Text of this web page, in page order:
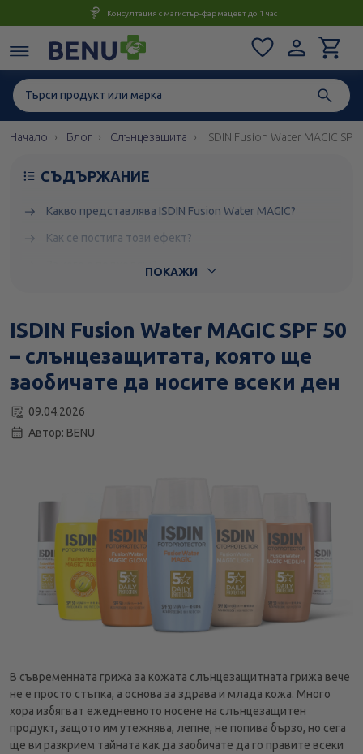
Консултация с магистър-фармацевт до 1 час
Начало Блог Слънцезащита ISDIN Fusion Water MAGIC
СЪДЪРЖАНИЕ
Какво представлява ISDIN Fusion Water MAGIC?
Как се постига този ефект?
За кого е подходящ?
ПОКАЖИ
ISDIN Fusion Water MAGIC SPF 50
– слънцезащитата, която ще
заобичате да носите всеки ден
09.04.2026
Автор: BENU
В съвременната грижа за кожата слънцезащитната грижа вече
не е просто стъпка, а основа за здрава и млада кожа. Много
хора избягват ежедневното носене на слънцезащитен
продукт, защото им утежнява, лепне, не попива бързо, но сега
ще ви разкрием тайната как да заобичате да го правите всеки